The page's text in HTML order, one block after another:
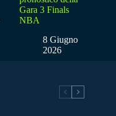
Gara 3 Finals
NBA
8 Giugno
2026